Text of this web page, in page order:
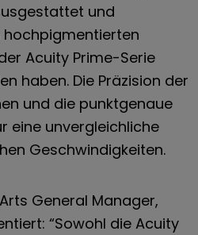
und
Acuity Prime-Serie
haben. Die Präzision der
und die punktgenaue
eine unvergleichliche
Geschwindigkeiten.
General Manager,
“Sowohl die Acuity